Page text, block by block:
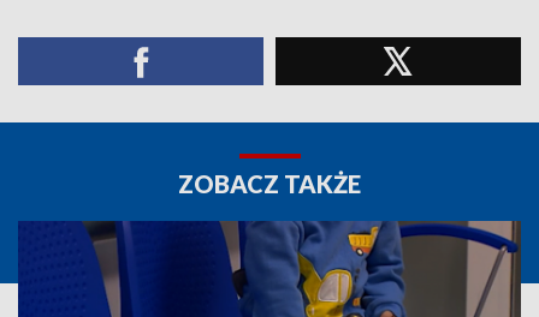
ZOBACZ TAKŻE